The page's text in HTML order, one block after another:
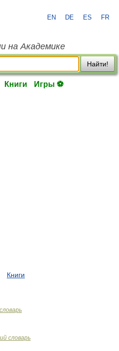
EN DE ES FR
на Академике
Найти!
Книги Игры ⚽
Книги
словарь